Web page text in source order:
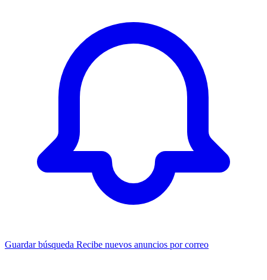
Guardar búsqueda Recibe nuevos anuncios por correo